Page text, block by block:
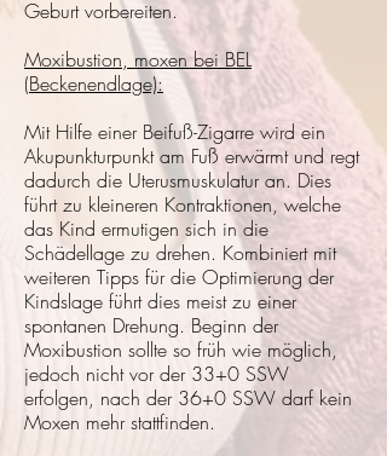
Geburt vorbereiten.
Moxibustion, moxen bei BEL
(Beckenendlage):
Mit Hilfe einer Beifuß-Zigarre wird ein
Akupunkturpunkt am Fuß erwärmt und regt
dadurch die Uterusmuskulatur an. Dies
führt zu kleineren Kontraktionen, welche
das Kind ermutigen sich in die
Schädellage zu drehen. Kombiniert mit
weiteren Tipps für die Optimierung der
Kindslage führt dies meist zu einer
spontanen Drehung. Beginn der
Moxibustion sollte so früh wie möglich,
jedoch nicht vor der 33+0 SSW
erfolgen, nach der 36+0 SSW darf kein
Moxen mehr stattfinden.